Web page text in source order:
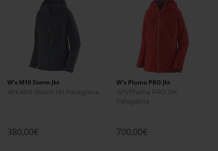
W's M10 Storm Jkt
W's M10 Storm Jkt Patagonia
380,00€
W's Pluma PRO Jkt
W's Pluma PRO Jkt
Patagonia
700,00€